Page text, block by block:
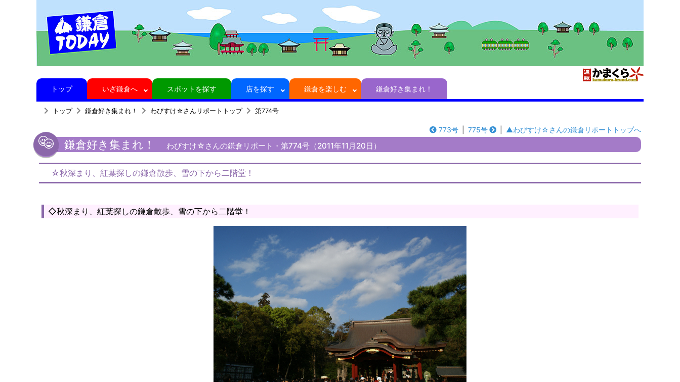
トップ いざ鎌倉へ スポットを探す 店を探す 鎌倉を楽しむ 鎌倉好き集まれ！
トップ 鎌倉好き集まれ！ わびすけ☆さんリポートトップ 第774号
773号 775号 ▲わびすけ☆さんの鎌倉リポートトップへ
鎌倉好き集まれ！ わびすけ☆さんの鎌倉リポート・第774号（2011年11月20日）
☆秋深まり、紅葉探しの鎌倉散歩、雪の下から二階堂！
◇秋深まり、紅葉探しの鎌倉散歩、雪の下から二階堂！